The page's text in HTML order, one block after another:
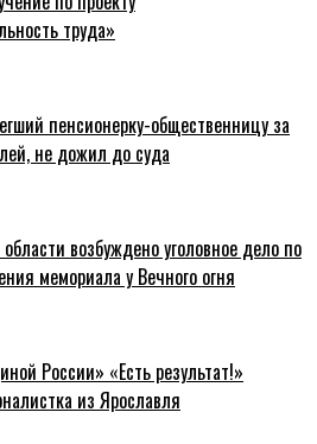
труда»
пенсионерку-общественницу за
не дожил до суда
возбуждено уголовное дело по
мемориала у Вечного огня
России» «Есть результат!»
из Ярославля